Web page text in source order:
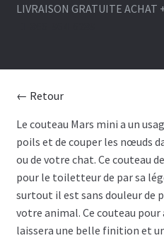
LIVRAISON GRATUITE ACHAT
BROSSE
CLIPPER
SÉCHOIR
TABLE
← Retour
Le couteau Mars mini a un
poils et de couper les nœuds
ou de votre chat. Ce couteau
pour le toiletteur de par sa
surtout il est sans douleur de
votre animal. Ce couteau pour
laissera une belle finition et